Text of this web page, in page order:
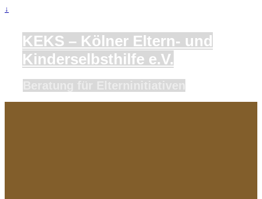
↓
KEKS – Kölner Eltern- und
Kinderselbsthilfe e.V.